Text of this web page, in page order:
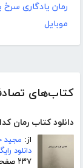
کتاب‌های
دانلود کتاب رمان
از: مجید
دانلود
۲۳۷ صفحه
رمان یادگاری
موبایل